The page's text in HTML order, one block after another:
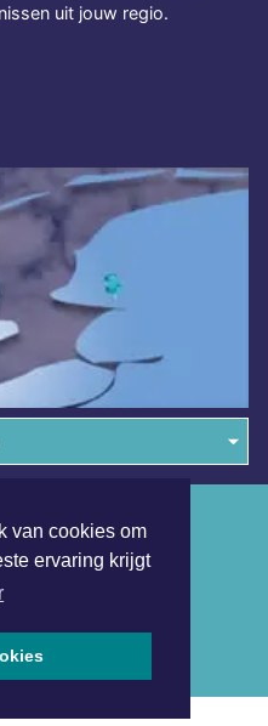
van cookies om
ervaring krijgt
uit jouw regio.
- Alle rechten